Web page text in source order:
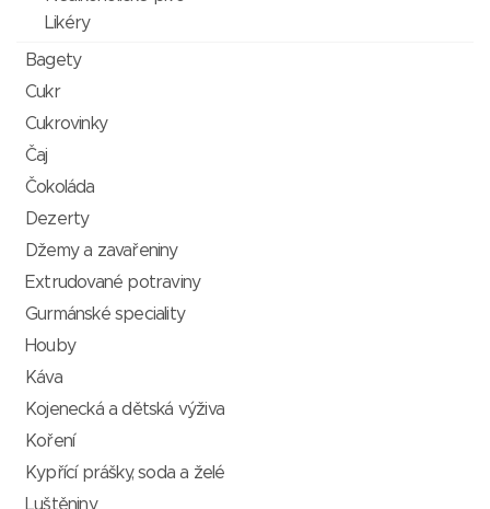
Likéry
Bagety
Cukr
Cukrovinky
Čaj
Čokoláda
Dezerty
Džemy a zavařeniny
Extrudované potraviny
Gurmánské speciality
Houby
Káva
Kojenecká a dětská výživa
Koření
Kypřící prášky, soda a želé
Luštěniny